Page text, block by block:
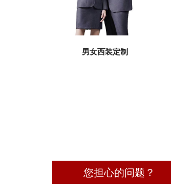
男女西装定制
您担心的问题？